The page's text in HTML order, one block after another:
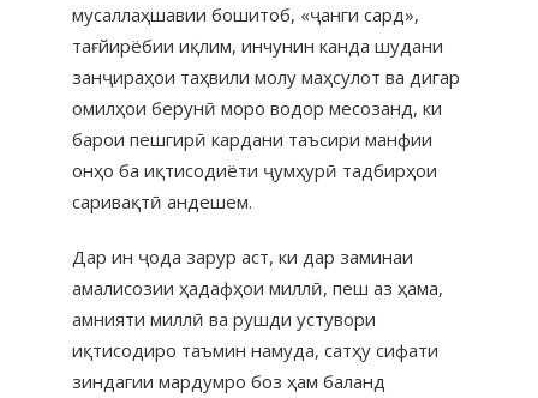
мусаллаҳшавии бошитоб, «ҷанги сард»,
тағйирёбии иқлим, инчунин канда шудани
занҷираҳои таҳвили молу маҳсулот ва дигар
омилҳои берунӣ моро водор месозанд, ки
барои пешгирӣ кардани таъсири манфии
онҳо ба иқтисодиёти ҷумҳурӣ тадбирҳои
саривақтӣ андешем.
Дар ин ҷода зарур аст, ки дар заминаи
амалисозии ҳадафҳои миллӣ, пеш аз ҳама,
амнияти миллӣ ва рушди устувори
иқтисодиро таъмин намуда, сатҳу сифати
зиндагии мардумро боз ҳам баланд